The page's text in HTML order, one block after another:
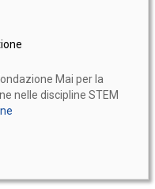
Mai per la
nelle discipline STEM